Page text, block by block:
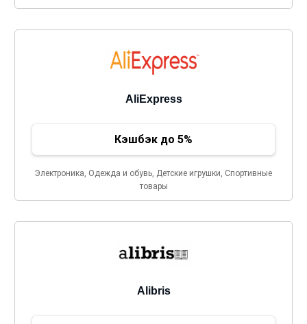
AliExpress
Кэшбэк до 5%
Электроника, Одежда и обувь, Детские игрушки, Спортивные
товары
Alibris